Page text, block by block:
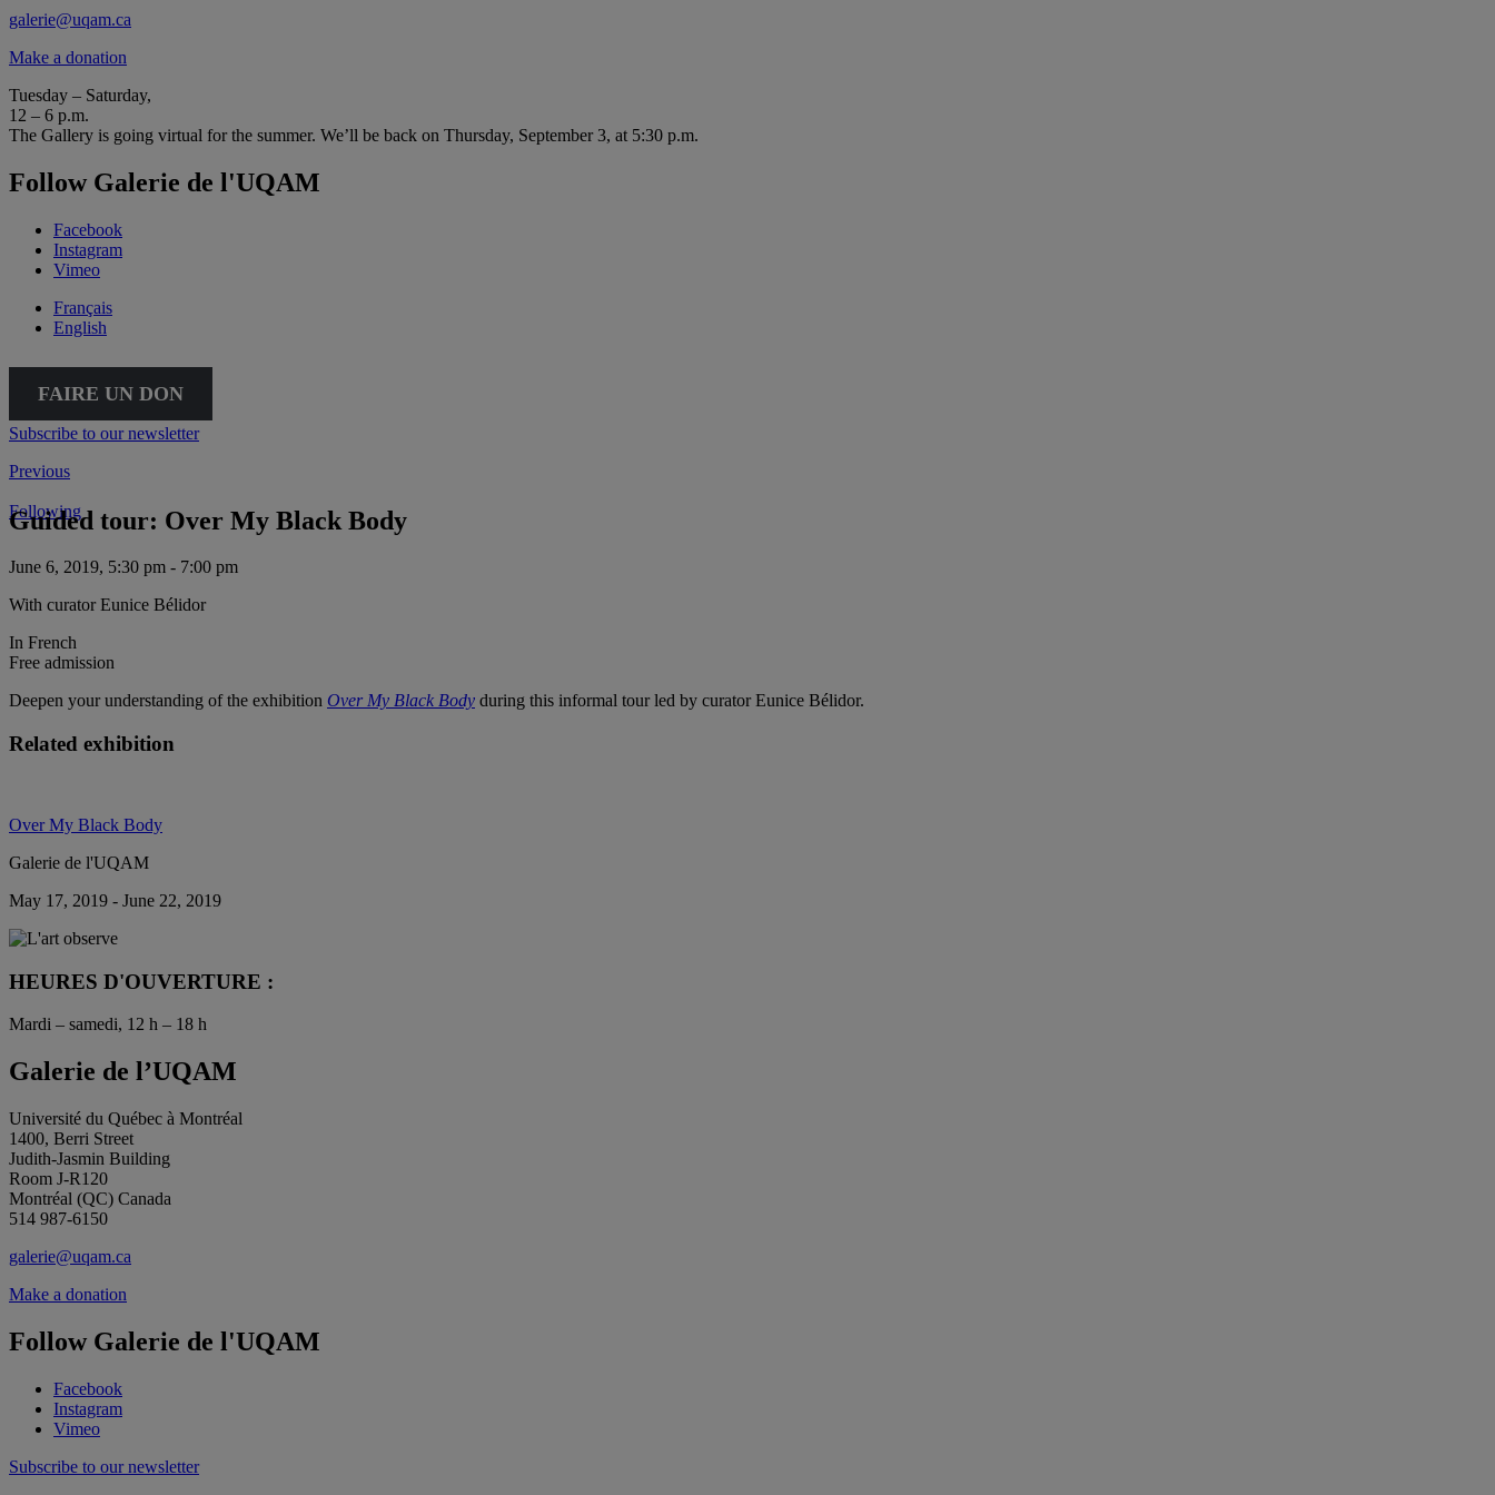
galerie@uqam.ca
Make a donation
Tuesday – Saturday,
12 – 6 p.m.
The Gallery is going virtual for the summer. We’ll be back on Thursday, September 3, at 5:30 p.m.
Follow Galerie de l'UQAM
Facebook
Instagram
Vimeo
Français
English
FAIRE UN DON
Subscribe to our newsletter
Previous
Following
Guided tour: Over My Black Body
June 6, 2019, 5:30 pm - 7:00 pm
With curator Eunice Bélidor
In French
Free admission
Deepen your understanding of the exhibition Over My Black Body during this informal tour led by curator Eunice Bélidor.
Related exhibition
Over My Black Body
Galerie de l'UQAM
May 17, 2019 - June 22, 2019
HEURES D'OUVERTURE :
Mardi – samedi, 12 h – 18 h
Galerie de l’UQAM
Université du Québec à Montréal
1400, Berri Street
Judith-Jasmin Building
Room J-R120
Montréal (QC) Canada
514 987-6150
galerie@uqam.ca
Make a donation
Follow Galerie de l'UQAM
Facebook
Instagram
Vimeo
Subscribe to our newsletter